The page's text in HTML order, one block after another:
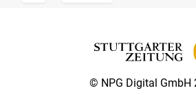
© NPG Digital GmbH